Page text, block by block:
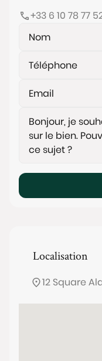
+33 6 10 78 77
Localisation
12 Square